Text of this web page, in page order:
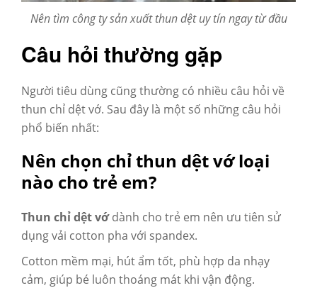
Nên tìm công ty sản xuất thun dệt uy tín ngay từ đầu
Câu hỏi thường gặp
Người tiêu dùng cũng thường có nhiều câu hỏi về
thun chỉ dệt vớ. Sau đây là một số những câu hỏi
phổ biến nhất:
Nên chọn chỉ thun dệt vớ loại
nào cho trẻ em?
Thun chỉ dệt vớdành cho trẻ em nên ưu tiên sử
dụng vải cotton pha với spandex.
Cotton mềm mại, hút ẩm tốt, phù hợp da nhạy
cảm, giúp bé luôn thoáng mát khi vận động.